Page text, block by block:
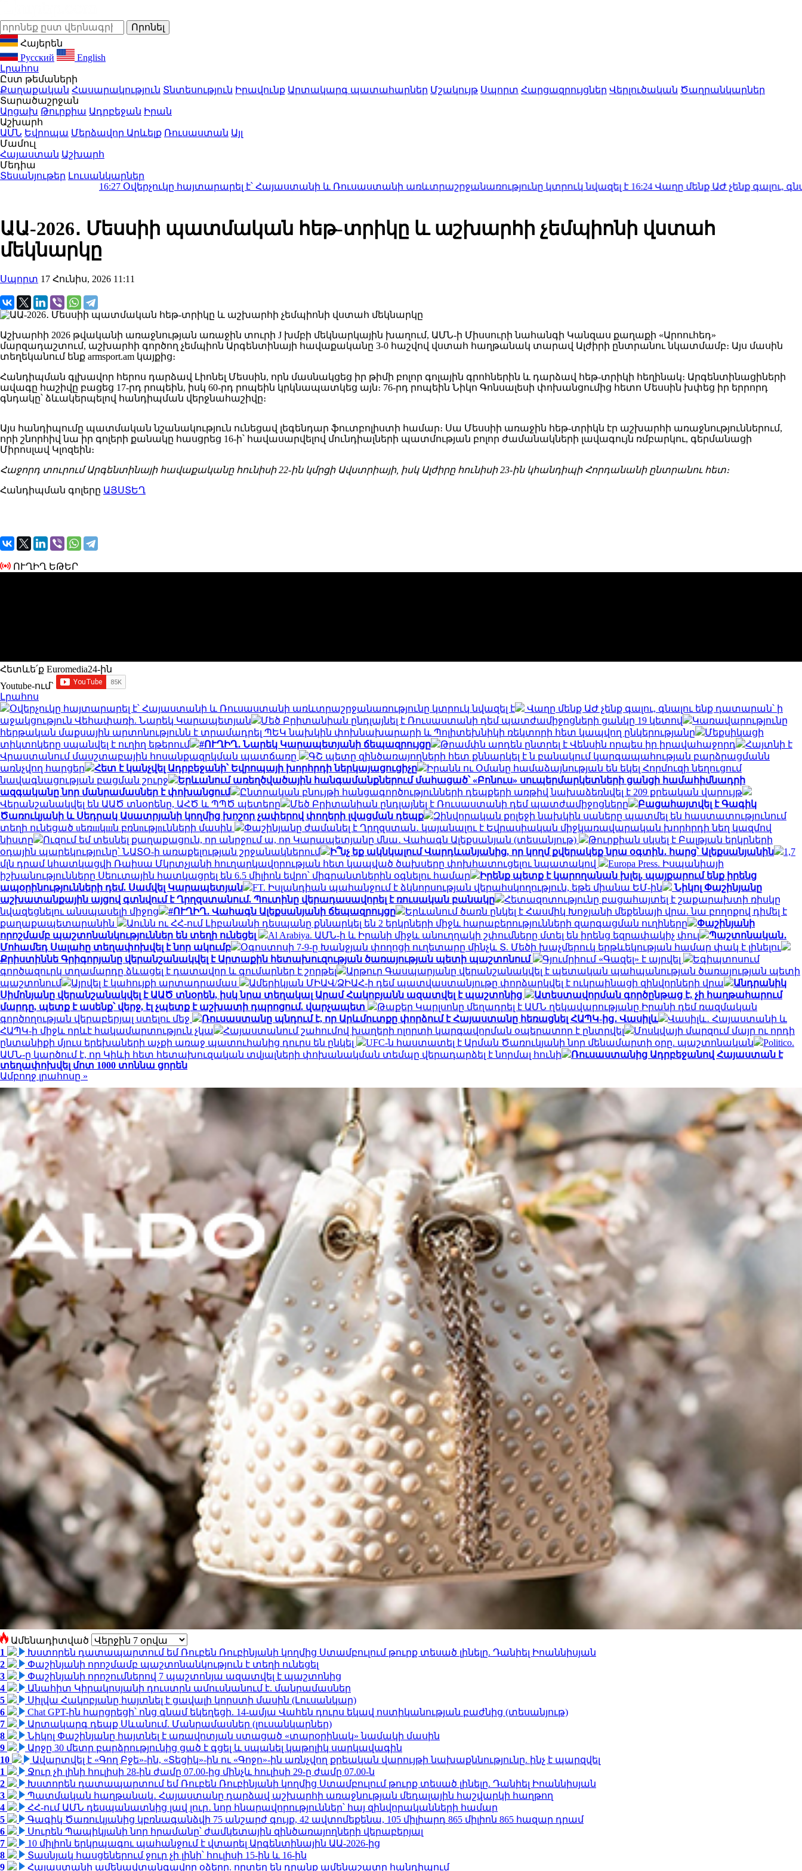
Հայերեն
Русский
English
Լրահոս
Ըստ թեմաների
Քաղաքական Հասարակություն Տնտեսություն Իրավունք Արտակարգ պատահարներ Մշակույթ Սպորտ Հարցազրույցներ Վերլուծական Ծաղրանկարներ
Տարածաշրջան
Արցախ Թուրքիա Ադրբեջան Իրան
Աշխարհ
ԱՄՆ Եվրոպա Մերձավոր Արևելք Ռուսաստան Այլ
Մամուլ
Հայաստան Աշխարհ
Մեդիա
Տեսանյութեր Լուսանկարներ
Օվերչուկը հայտարարել է՝ Հայաստանի և Ռուսաստանի առևտրաշրջանառությունը կտրուկ նվազել է16:24Վաղը մենք ԱԺ չենք գալու, գնալու
ԱԱ-2026․ Մեսսիի պատմական հեթ-տրիկը և աշխարհի չեմպիոնի վստահ
մեկնարկը
Սպորտ 17 Հունիս, 2026 11:11
Աշխարհի 2026 թվականի առաջնության առաջին տուրի J խմբի մեկնարկային խաղում, ԱՄՆ-ի Միսսուրի նահանգի Կանզաս քաղաքի «Արոուհեդ»
մարզադաշտում, աշխարհի գործող չեմպիոն Արգենտինայի հավաքականը 3-0 հաշվով վստահ հաղթանակ տարավ Ալժիրի ընտրանու նկատմամբ։ Այս մասին
տեղեկանում ենք armsport.am կայքից։
​Հանդիպման գլխավոր հերոս դարձավ Լիոնել Մեսսին, որն մասնակցեց իր թիմի բոլոր գոլային գրոհներին և դարձավ հեթ-տրիկի հեղինակ։ Արգենտինացիների
ավագը հաշիվը բացեց 17-րդ րոպեին, իսկ 60-րդ րոպեին կրկնապատկեց այն։ 76-րդ րոպեին Նիկո Գոնսալեսի փոխանցումից հետո Մեսսին խփեց իր երրորդ
գնդակը՝ ձևակերպելով հանդիպման վերջնահաշիվը։
​Այս հանդիպումը պատմական նշանակություն ունեցավ լեգենդար ֆուտբոլիստի համար։ Սա Մեսսիի առաջին հեթ-տրիկն էր աշխարհի առաջնություններում,
որի շնորհիվ նա իր գոլերի քանակը հասցրեց 16-ի՝ հավասարվելով մունդիալների պատմության բոլոր ժամանակների լավագույն ռմբարկու, գերմանացի
Միրոսլավ Կլոզեին։
Հաջորդ տուրում Արգենտինայի հավաքականը հունիսի 22-ին կմրցի Ավստրիայի, իսկ Ալժիրը հունիսի 23-ին կհանդիպի Հորդանանի ընտրանու հետ։
Հանդիպման գոլերը ԱՅՍՏԵՂ
ՈՒՂԻՂ ԵԹԵՐ
Հետևե՛ք Euromedia24-ին
Youtube-ում`
Լրահոս
Օվերչուկը հայտարարել է՝ Հայաստանի և Ռուսաստանի առևտրաշրջանառությունը կտրուկ նվազել է
Վաղը մենք ԱԺ չենք գալու, գնալու ենք դատարան՝ ի
աջակցություն Վեհափառի. Նարեկ Կարապետյան
Մեծ Բրիտանիան ընդլայնել է Ռուսաստանի դեմ պատժամիջոցների ցանկը 19 կետով
Կառավարությունը
հերթական մաքսային արտոնությունն է տրամադրել ՊԵԿ նախկին փոխնախարարի և Պոլիտեխնիկի ռեկտորի հետ կապվող ընկերությանը
Մեքսիկացի
տիկտոկերը սպանվել է ուղիղ եթերում
#ՈՒՂԻՂ․ Նարեկ Կարապետյանի ճեպազրույցը Թրամփն արդեն ընտրել է Վենսին որպես իր իրավահաջորդ
Հայտնի է
Վրաստանում մասշտաբային հոսանքազրկման պատճառը
ԳՇ պետը զինծառայողների հետ քննարկել է ն բանակում կարգապահության բարձրացմանն
առնչվող հարցեր
Հետ է կանչվել Ադրբեջանի՝ Եվրոպայի խորհրդի ներկայացուցիչը
Իրանն ու Օմանը համաձայնության են եկել Հորմուզի նեղուցում
նավագնացության բացման շուրջ
Երևանում առեղծվածային հանգամանքներում մահացած՝ «Բոնուս» սուպերմարկետների ցանցի համահիմնադրի
ազգականը նոր մանրամասներ է փոխանցում
Ընտրական բնույթի հանցագործությունների դեպքերի առթիվ նախաձեռնվել է 209 քրեական վարույթ
Վերանշանակվել են ԱԱԾ տնօրենը, ԱՀԾ և ՊՊԾ պետերը
Մեծ Բրիտանիան ընդլայնել է Ռուսաստանի դեմ պատժամիջոցները
Բացահայտվել է Գագիկ
Ծառուկյանի և Սեդրակ Ասատրյանի կողմից խոշոր չափերով փողերի լվացման դեպք
Զինվորական քոլեջի նախկին սաները պատմել են հաստատությունում
տեղի ունեցած uեռшկшն բռնnւթյnւնների մասին
Փաշինյանը ժամանել է Ղրղզստան․ կայանալու է Եվրասիական միջկառավարական խորհրդի նեղ կազմով
նիստը
Ուզում եմ տեսնել քաղաքացուն, որ անրջում ա, որ Կարապետյանը մնա․ Վահագն Ալեքսանյան (տեսանյութ)
Թուրքիան սկսել է Բալթյան երկրների
օդային պարեկությունը՝ ՆԱՏՕ-ի առաքելության շրջանակներում
Ի՞նչ եք ակնկալում Վարդևանյանից, որ կողմ քվերակեք նրա օգտին․ հարց՝ Ալեքսանյանին
1,7
մլն դրամ կհատկացվի Ռաիսա Մկրտչյանի հուղարկավորության հետ կապված ծախսերը փոխհատուցելու նպատակով
Europa Press. Իսպանիայի
իշխանությունները Սեուտային հատկացրել են 6.5 միլիոն եվրո՝ միգրանտներին օգնելու համար
Իրենք պետք է կարողանան խլել, պայքարում ենք իրենց
ապօրինությունների դեմ. Սամվել Կարապետյան
FT. Իսլանդիան պահանջում է ձկնորսության վերահսկողություն, եթե միանա ԵՄ-ին
Նիկոլ Փաշինյանը
աշխատանքային այցով գտնվում է Ղրղզստանում. Պուտինը վերադասավորել է ռուսական բանակը
Հետազոտությունը բացահայտել է շաքարախտի ռիսկը
նվազեցնելու անսպասելի միջոց
#ՈՒՂԻՂ․ Վահագն Ալեքսանյանի ճեպազրույցը
Երևանում ծառն ընկել է Հասմիկ Խոջյանի մեքենայի վրա. նա բողոքով դիմել է
քաղաքապետարանին
Աունն ու ՀՀ-ում Լիբանանի դեսպանը քննարկել են 2 երկրների միջև հարաբերությունների զարգացման ուղիները
Փաշինյանի
որոշմամբ պաշտոնանկություններ են տեղի ունեցել
Al Arabiya. ԱՄՆ-ի և Իրանի միջև անուղղակի շփումները մտել են իրենց եզրափակիչ փուլ
Պաշտոնական․
Մոհամեդ Սալահը տեղափոխվել է նոր ակումբ
Օգոստոսի 7-9-ը Խանջյան փողոցի ուղետարը մինչև Տ. Մեծի խաչմերուկ երթևեկության համար փակ է լինելու
Քրիստիննե Գրիգորյանը վերանշանակվել է Արտաքին հետախուզության ծառայության պետի պաշտոնում
Գյումրիում «Գազել» է այրվել
Եգիպտոսում
գործազուրկ տղամարդը ձևացել է դատավոր և գումարներ է շորթել
Արթուր Գասպարյանը վերանշանակվել է պետական պահպանության ծառայության պետի
պաշտոնում
Այրվել է կահույքի արտադրամաս Ամերիկյան ՄԻԱՎ/ՁԻԱՀ-ի դեմ պատվաստանյութը փորձարկվել է ուկրաինացի զինվորների վրա
Անդրանիկ
Սիմոնյանը վերանշանակվել է ԱԱԾ տնօրեն, իսկ նրա տեղակալ Արամ Հակոբյանն ազատվել է պաշտոնից
Ատեստավորման գործընթաց է, չի հաղթահարում
մարդը, պետք է ասենք՝ վերջ, էլ չպետք է աշխատի դպրոցում. վարչապետ
Թաքեր Կարլսոնը մեղադրել է ԱՄՆ ղեկավարությանը Իրանի դեմ ռազմական
գործողության վերաբերյալ ստելու մեջ
Ռուսաստանը պնդում է, որ Արևմուտքը փորձում է Հայաստանը հեռացնել ՀԱՊԿ-ից․ Վասիլև
Վասիլև․ Հայաստանի և
ՀԱՊԿ-ի միջև որևէ հակամարտություն չկա
Հայաստանում շահումով խաղերի ոլորտի կարգավորման օպերատոր է ընտրվել
Մոսկվայի մարզում մայր ու որդի
ընտանիքի մյուս երեխաների աչքի առաջ պատուհանից դուրս են ընկել
UFC-ն հաստատել է Արման Ծառուկյանի նոր մենամարտի օրը. պաշտոնական
Politico.
ԱՄՆ-ը կարծում է, որ Կիևի հետ հետախուզական տվյալների փոխանակման տեմպը վերադարձել է նորմալ հունի
Ռուսաստանից Ադրբեջանով Հայաստան է
տեղափոխվել մոտ 1000 տոննա ցորեն
Ամբողջ լրահոսը »
Ամենադիտված
1
Խստորեն դատապարտում եմ Ռուբեն Ռուբինյանի կողմից Ստամբուլում թուրք տեսած լինելը. Դանիել Իոաննիսյան
2
Փաշինյանի որոշմամբ պաշտոնանկություն է տեղի ունեցել
3
Փաշինյանի որոշումներով 7 պաշտոնյա ազատվել է պաշտոնից
4
Անահիտ Կիրակոսյանի դուստրն ամուսնանում է. մանրամասներ
5
Սիլվա Հակոբյանը հայտնել է ցավալի կորստի մասին (Լուսանկար)
6
Chat GPT-ին հարցրեցի՝ ոնց գնամ եկեղեցի. 14-ամյա Վահեն դուրս եկավ ոստիկանության բաժնից (տեսանյութ)
7
Արտակարգ դեպք Սևանում. Մանրամասներ (լուսանկարներ)
8
Նիկոլ Փաշինյանը հայտնել է առավոտյան ստացած «տարօրինակ» նամակի մասին
9
Արջը 30 մետր բարձրությունից ցած է գցել և սպանել կաթոլիկ սարկավագին
10
Ավարտվել է «Գող Բջե»-ին, «Տեցիկ»-ին ու «Գոջո»-ին առնչվող քրեական վարույթի նախաքննությունը. ինչ է պարզվել
1
Ջուր չի լինի հուլիսի 28-ին ժամը 07.00-ից մինչև հուլիսի 29-ը ժամը 07.00-ն
2
Խստորեն դատապարտում եմ Ռուբեն Ռուբինյանի կողմից Ստամբուլում թուրք տեսած լինելը. Դանիել Իոաննիսյան
3
Պատմական հաղթանակ․ Հայաստանը դարձավ աշխարհի առաջնության մեդալային հաշվարկի հաղթող
4
ՀՀ-ում ԱՄՆ դեսպանատնից լավ լուր․ նոր հնարավորություններ՝ հայ զինվորականների համար
5
Գագիկ Ծառուկյանից կբռնագանձվի 75 անշարժ գույք, 42 ավտոմեքենա, 105 միլիարդ 865 միլիոն 865 հազար դրամ
6
Սուրեն Պապիկյանի նոր հրամանը՝ ժամկետային զինծառայողների վերաբերյալ
7
10 միլիոն երկրպագու պահանջում է վտարել Արգենտինային ԱԱ-2026-ից
8
Տասնյակ հասցեներում ջուր չի լինի՝ հուլիսի 15-ին և 16-ին
9
Հայաստանի ամենավտանգավոր օձերը. որտեղ են դրանք ամենաշատը հանդիպում